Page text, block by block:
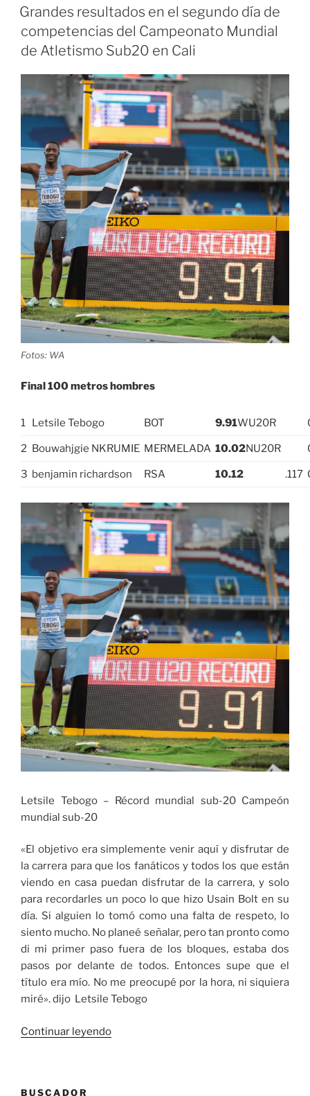
en
el
Campeonato
Mundial
Sub20
Cali
2022»
EL
Grandes resultados en el segundo día de
competencias del Campeonato Mundial
de Atletismo Sub20 en Cali
Fotos: WA
Final 100 metros hombres
1 Letsile Tebogo BOT 9.91WU20R
2 Bouwahjgie NKRUMIE MERMELADA 10.02NU20R
3 benjamin richardson RSA 10.12 .117
Letsile Tebogo – Récord mundial sub-20 Campeón
mundial sub-20
«El objetivo era simplemente venir aquí y disfrutar de
la carrera para que los fanáticos y todos los que están
viendo en casa puedan disfrutar de la carrera, y solo
para recordarles un poco lo que hizo Usain Bolt en su
día. Si alguien lo tomó como una falta de respeto, lo
siento mucho. No planeé señalar, pero tan pronto como
di mi primer paso fuera de los bloques, estaba dos
pasos por delante de todos. Entonces supe que el
título era mío. No me preocupé por la hora, ni siquiera
miré». dijo Letsile Tebogo
Continuar leyendo«Grandes
BUSCADOR